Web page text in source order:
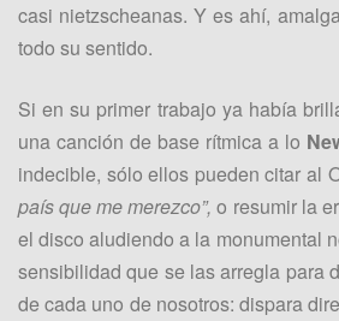
casi nietzscheanas. Y es ahí,
todo su sentido.
Si en su primer trabajo ya había
una canción de base rítmica a lo
indecible, sólo ellos pueden citar al
país que me merezco”, o resumir la
el disco aludiendo a la monumental
sensibilidad que se las arregla para
de cada uno de nosotros: dispara